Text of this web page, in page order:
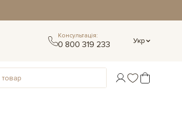
Консультація:
0 800 319 233 Укр